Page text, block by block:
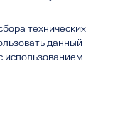
г. Тольятти,
технических
данный
использованием